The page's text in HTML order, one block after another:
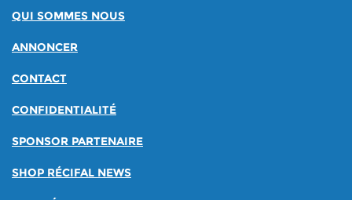
QUI SOMMES NOUS
ANNONCER
CONTACT
CONFIDENTIALITÉ
SPONSOR PARTENAIRE
SHOP RÉCIFAL NEWS